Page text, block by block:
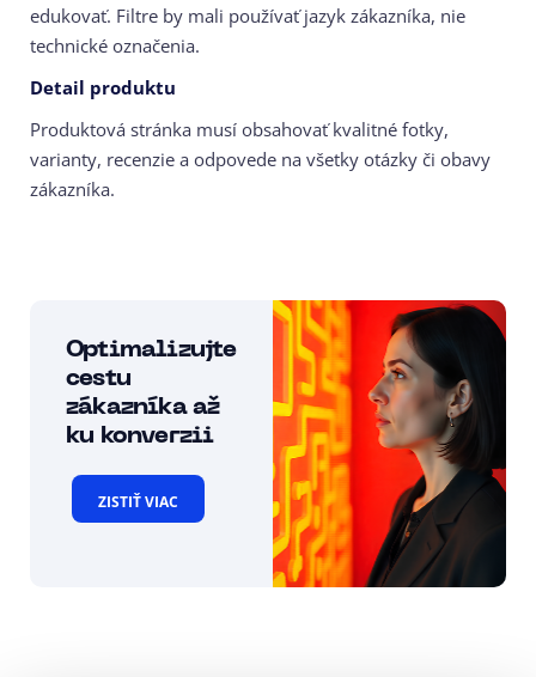
edukovať. Filtre by mali používať jazyk zákazníka, nie
technické označenia.
Detail produktu
Produktová stránka musí obsahovať kvalitné fotky,
varianty, recenzie a odpovede na všetky otázky či obavy
zákazníka.
Optimalizujte
cestu
zákazníka až
ku konverzii
ZISTIŤ VIAC